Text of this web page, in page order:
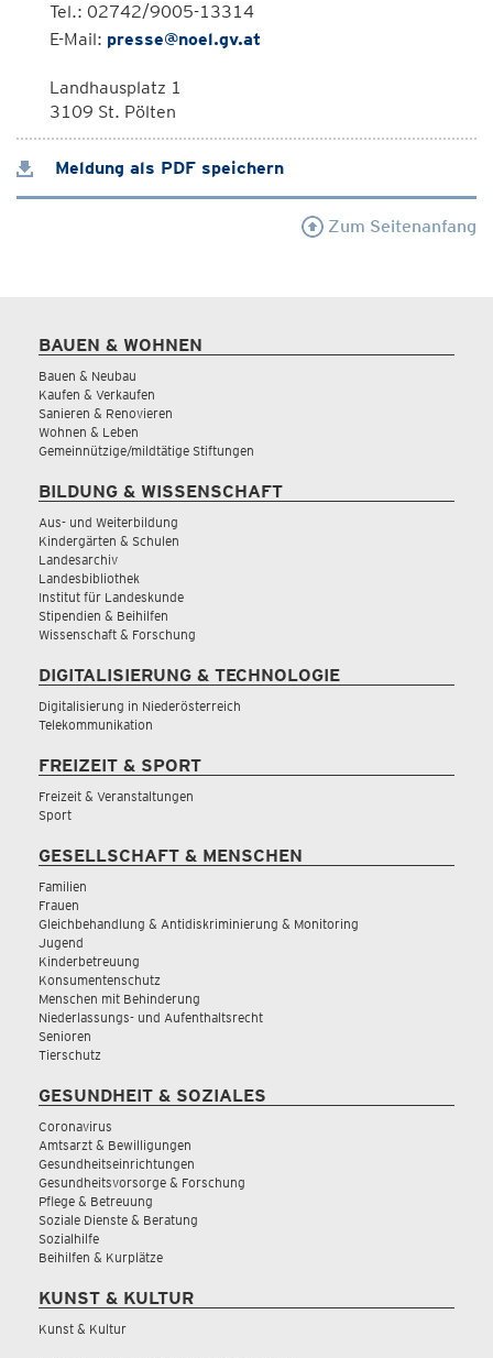
Tel.: 02742/9005-13314
E-Mail: presse@noel.gv.at
Landhausplatz 1
3109 St. Pölten
Meldung als PDF speichern
Zum Seitenanfang
BAUEN & WOHNEN
Bauen & Neubau
Kaufen & Verkaufen
Sanieren & Renovieren
Wohnen & Leben
Gemeinnützige/mildtätige Stiftungen
BILDUNG & WISSENSCHAFT
Aus- und Weiterbildung
Kindergärten & Schulen
Landesarchiv
Landesbibliothek
Institut für Landeskunde
Stipendien & Beihilfen
Wissenschaft & Forschung
DIGITALISIERUNG & TECHNOLOGIE
Digitalisierung in Niederösterreich
Telekommunikation
FREIZEIT & SPORT
Freizeit & Veranstaltungen
Sport
GESELLSCHAFT & MENSCHEN
Familien
Frauen
Gleichbehandlung & Antidiskriminierung & Monitoring
Jugend
Kinderbetreuung
Konsumentenschutz
Menschen mit Behinderung
Niederlassungs- und Aufenthaltsrecht
Senioren
Tierschutz
GESUNDHEIT & SOZIALES
Coronavirus
Amtsarzt & Bewilligungen
Gesundheitseinrichtungen
Gesundheitsvorsorge & Forschung
Pflege & Betreuung
Soziale Dienste & Beratung
Sozialhilfe
Beihilfen & Kurplätze
KUNST & KULTUR
Kunst & Kultur